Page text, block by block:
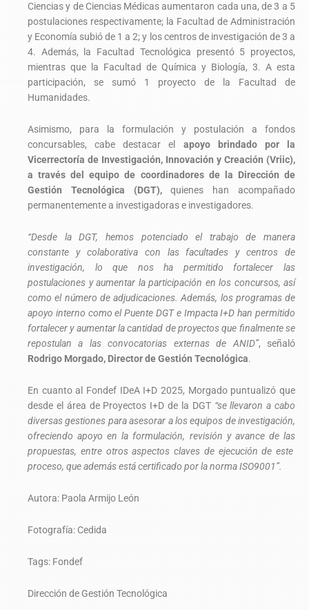
Ciencias y de Ciencias Médicas aumentaron cada una, de 3 a 5
postulaciones respectivamente; la Facultad de Administración
y Economía subió de 1 a 2; y los centros de investigación de 3 a
4. Además, la Facultad Tecnológica presentó 5 proyectos,
mientras que la Facultad de Química y Biología, 3. A esta
participación, se sumó 1 proyecto de la Facultad de
Humanidades.
Asimismo, para la formulación y postulación a fondos
concursables, cabe destacar el apoyo brindado por la
Vicerrectoría de Investigación, Innovación y Creación (Vriic),
a través del equipo de coordinadores de la Dirección de
Gestión Tecnológica (DGT),quienes han acompañado
permanentemente a investigadoras e investigadores.
“Desde la DGT, hemos potenciado el trabajo de manera
constante y colaborativa con las facultades y centros de
investigación, lo que nos ha permitido fortalecer las
postulaciones y aumentar la participación en los concursos, así
como el número de adjudicaciones. Además, los programas de
apoyo interno como el Puente DGT e Impacta I+D han permitido
fortalecer y aumentar la cantidad de proyectos que finalmente se
repostulan a las convocatorias externas de ANID”, señaló
Rodrigo Morgado, Director de Gestión Tecnológica.
En cuanto al Fondef IDeA I+D 2025, Morgado puntualizó que
desde el área de Proyectos I+D de la DGT “se llevaron a cabo
diversas gestiones para asesorar a los equipos de investigación,
ofreciendo apoyo en la formulación, revisión y avance de las
propuestas, entre otros aspectos claves de ejecución de este
proceso, que además está certificado por la norma ISO9001”.
Autora: Paola Armijo León
Fotografía: Cedida
Tags: Fondef
Dirección de Gestión Tecnológica